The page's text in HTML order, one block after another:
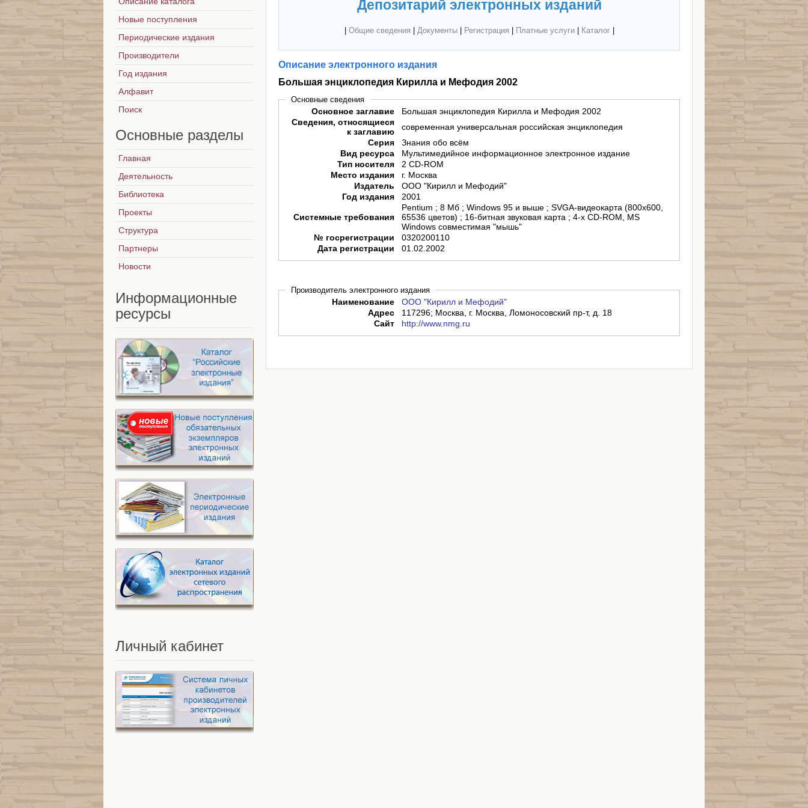
Депозитарий электронных изданий
Общие сведения Документы| Регистрация Платные услуги| Каталог|
Описание электронного издания
Большая энциклопедия Кирилла и Мефодия 2002
Основные сведения
Основное заглавие
Большая энциклопедия Кирилла и Мефодия 2002
Сведения, относящиеся
к заглавию
современная универсальная российская энциклопедия
Серия
Знания обо всём
Вид ресурса
Мультимедийное информационное электронное издание
Тип носителя
2 CD-ROM
Место издания
г. Москва
Издатель
ООО "Кирилл и Мефодий"
Год издания
2001
Системные требования
Pentium ; 8 Мб ; Windows 95 и выше ; SVGA-видеокарта (800х600,
65536 цветов) ; 16-битная звуковая карта ; 4-x CD-ROM, MS
Windows совместимая "мышь"
№ госрегистрации
0320200110
Дата регистрации
01.02.2002
Производитель электронного издания
Наименование
ООО "Кирилл и Мефодий"
Адрес
117296; Москва, г. Москва, Ломоносовский пр-т, д. 18
Сайт
http://www.nmg.ru
Новые поступления
Периодические издания
Производители
Год издания
Алфавит
Поиск
Основные разделы
Главная
Деятельность
Библиотека
Проекты
Структура
Партнеры
Новости
Информационные
ресурсы
Личный кабинет